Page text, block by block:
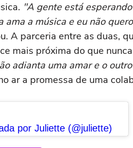
"A gente está
a música e eu não
A parceria entre as duas,
mais próxima do que
adianta uma amar e o
ar a promessa de uma
por Juliette (@juliette)